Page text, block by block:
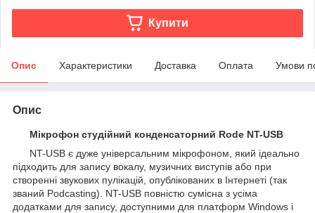
Купити
Опис Характеристики Доставка Оплата Умови
Опис
Мікрофон студійний конденсаторний Rode NT-USB
NT-USB є дуже універсальним мікрофоном, який ідеально
підходить для запису вокалу, музичних виступів або при
створенні звукових пулікацій, опублікованих в Інтернеті (так
званий Podcasting). NT-USB повністю сумісна з усіма
додатками для запису, доступними для платформ Windows і